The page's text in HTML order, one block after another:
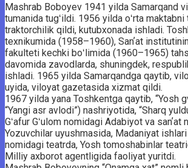
Mashrab Boboyev 1941 yilda Samarqand
tumanida tugʻildi. 1956 yilda oʻrta
traktorchilik qildi, kutubxonada ishladi.
texnikumida (1958–1960), Sanʼat
fakulteti kechki boʻlimida (1960–1965)
davomida zavodlarda, shuningdek,
ishladi. 1965 yilda Samarqandga qaytib,
uyida, viloyat gazetasida xizmat qildi.
1967 yilda yana Toshkentga qaytib, “Yosh
“Yangi asr avlodi”) nashriyotida, “Sharq
Gʻafur Gʻulom nomidagi Adabiyot va sanʼat
Yozuvchilar uyushmasida, Madaniyat
nomidagi teatrda, Yosh tomoshabinlar
Milliy axborot agentligida faoliyat yuritdi.